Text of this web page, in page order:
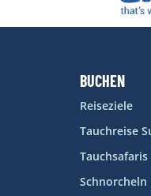
BUCHEN
Reiseziele
Tauchreise
Tauchsafaris
Schnorcheln